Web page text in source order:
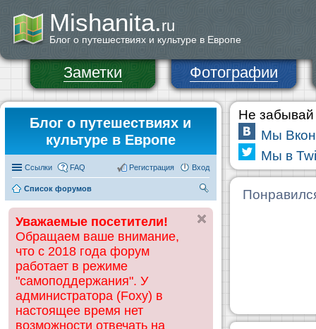
Mishanita.ru
Блог о путешествиях и культуре в Европе
Заметки Фотографии
Блог о путешествиях и
культуре в Европе
Ссылки FAQ Вход
Регистрация
Список форумов
ск
Уважаемые посетители!
Обращаем ваше внимание,
что с 2018 года форум
работает в режиме
"самоподдержания". У
администратора (Foxy) в
настоящее время нет
возможности отвечать на
Не забывай
Мы
Мы в